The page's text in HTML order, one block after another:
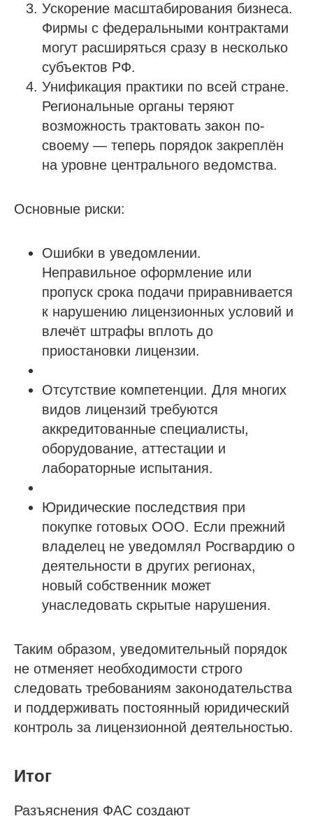
Ускорение масштабирования бизнеса.
Фирмы с федеральными контрактами
могут расширяться сразу в несколько
субъектов РФ.
Унификация практики по всей стране.
Региональные органы теряют
возможность трактовать закон по-
своему — теперь порядок закреплён
на уровне центрального ведомства.
Основные риски:
Ошибки в уведомлении.
Неправильное оформление или
пропуск срока подачи приравнивается
к нарушению лицензионных условий и
влечёт штрафы вплоть до
приостановки лицензии.
Отсутствие компетенции. Для многих
видов лицензий требуются
аккредитованные специалисты,
оборудование, аттестации и
лабораторные испытания.
Юридические последствия при
покупке готовых ООО. Если прежний
владелец не уведомлял Росгвардию о
деятельности в других регионах,
новый собственник может
унаследовать скрытые нарушения.
Таким образом, уведомительный порядок
не отменяет необходимости строго
следовать требованиям законодательства
и поддерживать постоянный юридический
контроль за лицензионной деятельностью.
Итог
Разъяснения ФАС создают